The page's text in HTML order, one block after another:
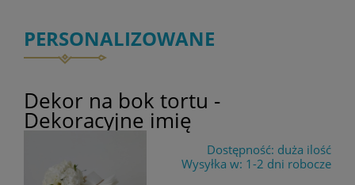
PERSONALIZOWANE
Dekor na bok tortu -
Dekoracyjne imię
Dostępność: duża ilość
Wysyłka w: 1-2 dni robocze